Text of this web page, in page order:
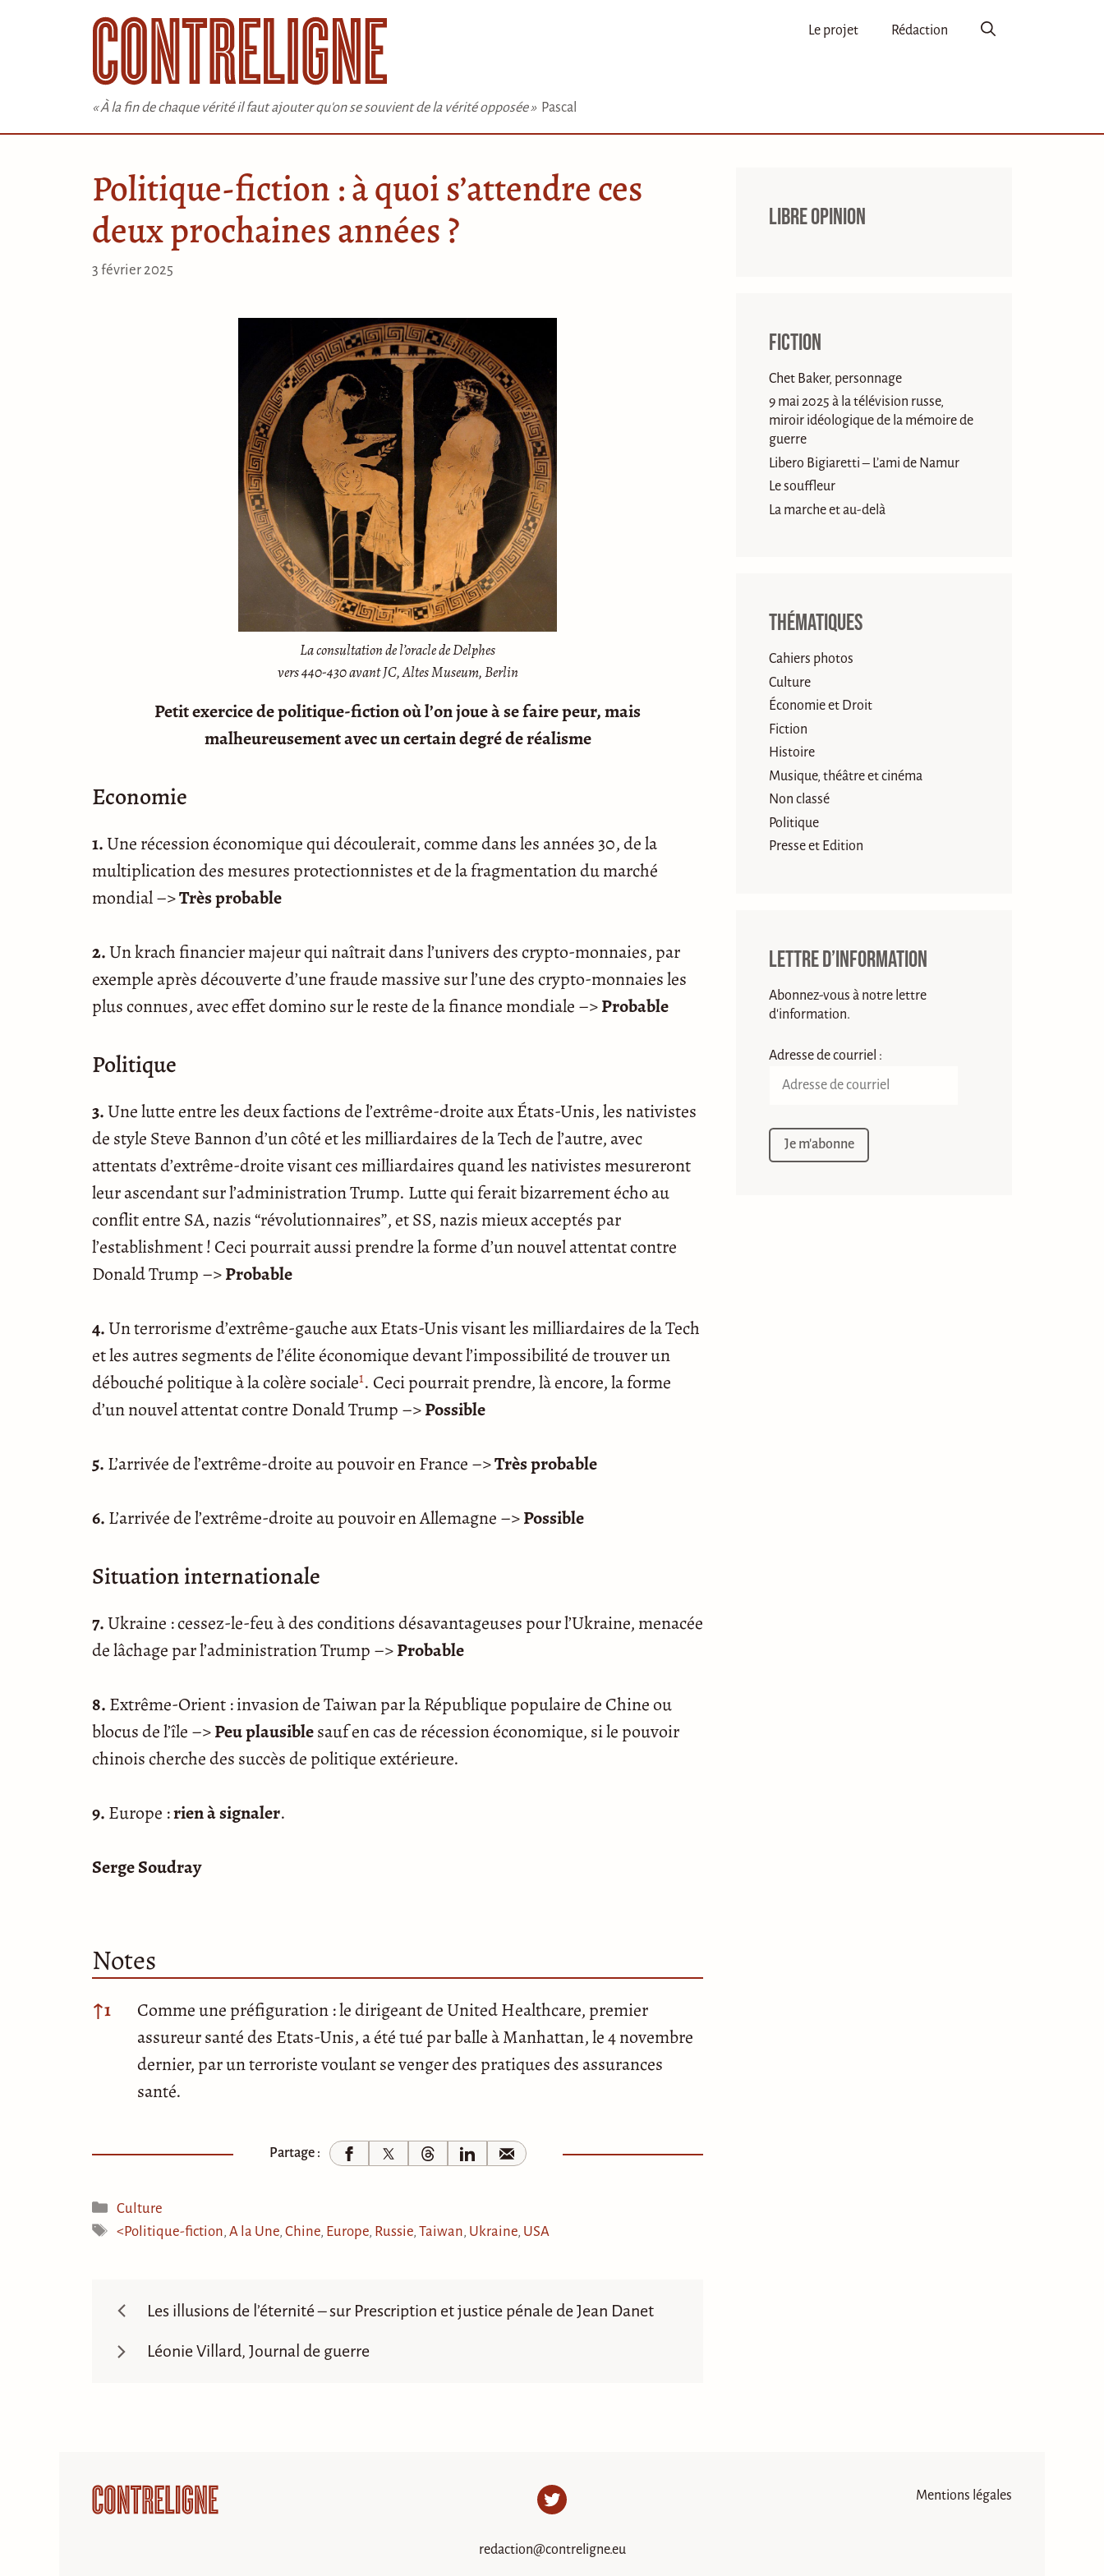
« À la fin de chaque vérité il faut ajouter qu'on se souvient de la vérité opposée » Pascal
Le projet Rédaction
Politique-fiction : à quoi s’attendre ces
deux prochaines années ?
3 février 2025
La consultation de l’oracle de Delphes
vers 440-430 avant JC, Altes Museum, Berlin
Petit exercice de politique-fiction où l’on joue à se faire peur, mais
malheureusement avec un certain degré de réalisme
Economie
1.Une récession économique qui découlerait, comme dans les années 30, de la
multiplication des mesures protectionnistes et de la fragmentation du marché
mondial –>Très probable
2.Un krach financier majeur qui naîtrait dans l’univers des crypto-monnaies, par
exemple après découverte d’une fraude massive sur l’une des crypto-monnaies les
plus connues, avec effet domino sur le reste de la finance mondiale –>Probable
Politique
3.Une lutte entre les deux factions de l’extrême-droite aux États-Unis, les nativistes
de style Steve Bannon d’un côté et les milliardaires de la Tech de l’autre, avec
attentats d’extrême-droite visant ces milliardaires quand les nativistes mesureront
leur ascendant sur l’administration Trump. Lutte qui ferait bizarrement écho au
conflit entre SA, nazis “révolutionnaires”, et SS, nazis mieux acceptés par
l’establishment ! Ceci pourrait aussi prendre la forme d’un nouvel attentat contre
Donald Trump –>Probable
4.Un terrorisme d’extrême-gauche aux Etats-Unis visant les milliardaires de la Tech
et les autres segments de l’élite économique devant l’impossibilité de trouver un
débouché politique à la colère sociale1. Ceci pourrait prendre, là encore, la forme
d’un nouvel attentat contre Donald Trump –>Possible
5. L’arrivée de l’extrême-droite au pouvoir en France –>Très probable
6. L’arrivée de l’extrême-droite au pouvoir en Allemagne –>Possible
Situation internationale
7.Ukraine : cessez-le-feu à des conditions désavantageuses pour l’Ukraine, menacée
de lâchage par l’administration Trump –>Probable
8. Extrême-Orient : invasion de Taiwan par la République populaire de Chine ou
blocus de l’île –>Peu plausiblesauf en cas de récession économique, si le pouvoir
chinois cherche des succès de politique extérieure.
9. Europe :rien à signaler.
Serge Soudray
Notes
Notes
↑1
Comme une préfiguration : le dirigeant de United Healthcare, premier
assureur santé des Etats-Unis, a été tué par balle à Manhattan, le 4 novembre
dernier, par un terroriste voulant se venger des pratiques des assurances
santé.
Partage :
Catégories
Culture
Étiquettes
<Politique-fiction, A la Une, Chine, Europe, Russie, Taiwan, Ukraine, USA
Les illusions de l’éternité – sur Prescription et justice pénale de Jean Danet
Léonie Villard, Journal de guerre
Libre opinion
Fiction
Chet Baker, personnage
9 mai 2025 à la télévision russe,
miroir idéologique de la mémoire de
guerre
Libero Bigiaretti – L’ami de Namur
Le souffleur
La marche et au-delà
Thématiques
Cahiers photos
Culture
Économie et Droit
Fiction
Histoire
Musique, théâtre et cinéma
Non classé
Politique
Presse et Edition
Lettre d’information
Abonnez-vous à notre lettre
d'information.
Adresse de courriel :
Twitter
redaction@contreligne.eu
Mentions légales